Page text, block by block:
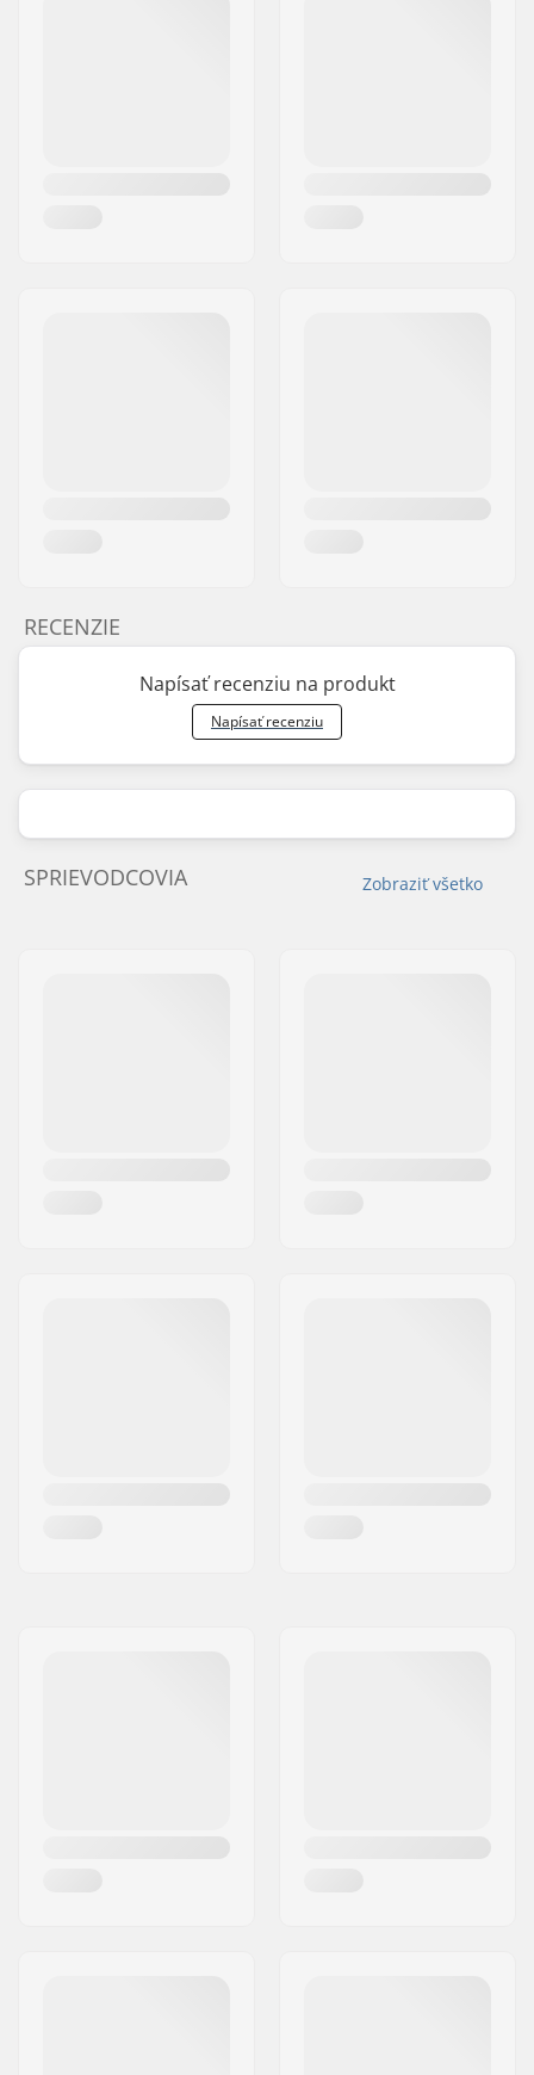
RECENZIE
Napísať recenziu na produkt
Napísať recenziu
Zobraziť všetko
SPRIEVODCOVIA